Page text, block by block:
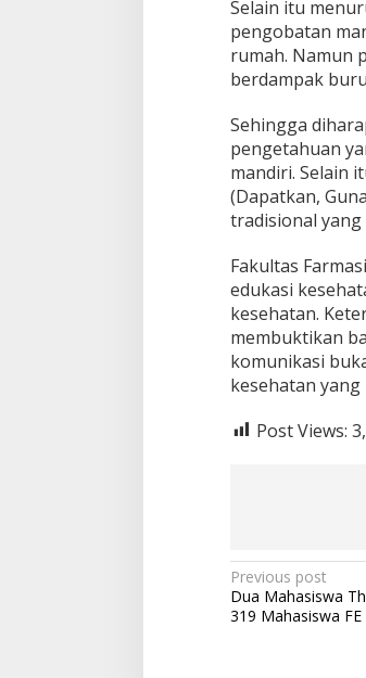
Selain itu
pengobatan
rumah. Namun
berdampak
Sehingga
pengetahuan
mandiri. Selain
(Dapatkan,
tradisional yang
Fakultas
edukasi
kesehatan.
membuktikan
komunikasi
kesehatan yang
Post Views:
Post
Previous post
Dua Mahasiswa
319 Mahasiswa